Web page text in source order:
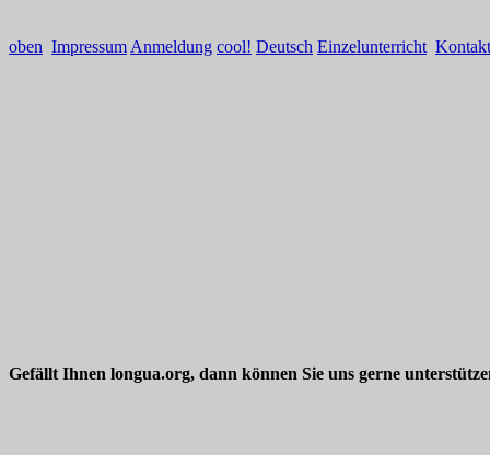
oben Impressum Anmeldung cool! Deutsch Einzelunterricht Kontakt
Gefällt Ihnen longua.org, dann können Sie uns gerne